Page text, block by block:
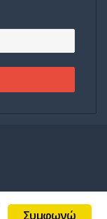
Συμφωνώ